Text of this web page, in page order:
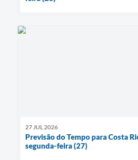
27 JUL 2026
Previsão do Tempo para Costa
segunda-feira (27)